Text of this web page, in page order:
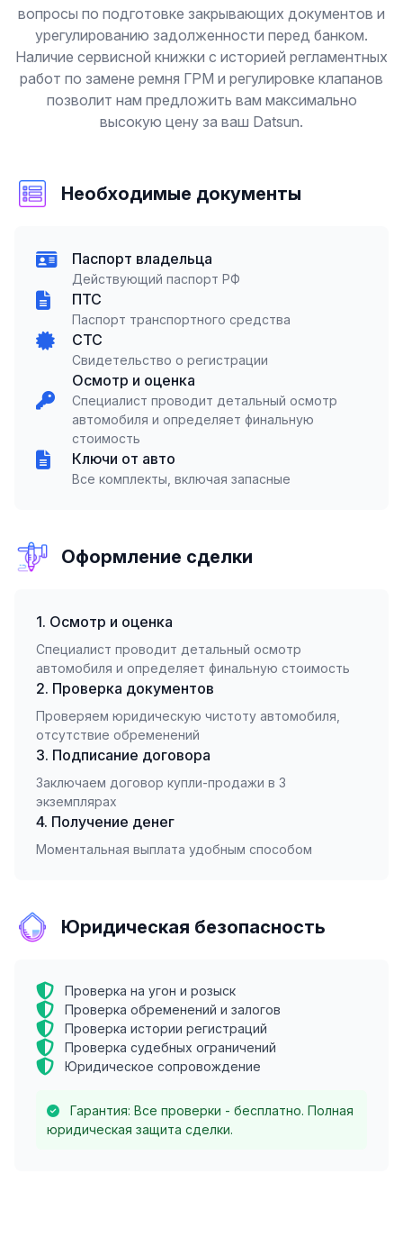
вопросы по подготовке закрывающих документов и
урегулированию задолженности перед банком.
Наличие сервисной книжки с историей регламентных
работ по замене ремня ГРМ и регулировке клапанов
позволит нам предложить вам максимально
высокую цену за ваш Datsun.
Необходимые документы
Паспорт владельца
Действующий паспорт РФ
ПТС
Паспорт транспортного средства
СТС
Свидетельство о регистрации
Осмотр и оценка
Специалист проводит детальный осмотр
автомобиля и определяет финальную
стоимость
Ключи от авто
Все комплекты, включая запасные
Оформление сделки
1. Осмотр и оценка
Специалист проводит детальный осмотр
автомобиля и определяет финальную стоимость
2. Проверка документов
Проверяем юридическую чистоту автомобиля,
отсутствие обременений
3. Подписание договора
Заключаем договор купли-продажи в 3
экземплярах
4. Получение денег
Моментальная выплата удобным способом
Юридическая безопасность
Проверка на угон и розыск
Проверка обременений и залогов
Проверка истории регистраций
Проверка судебных ограничений
Юридическое сопровождение
Гарантия: Все проверки - бесплатно. Полная
юридическая защита сделки.